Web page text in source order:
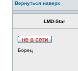
Вернуться наверх
LMD-Star
Борец